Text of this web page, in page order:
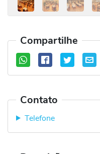
Compartilhe
Contato
Telefone